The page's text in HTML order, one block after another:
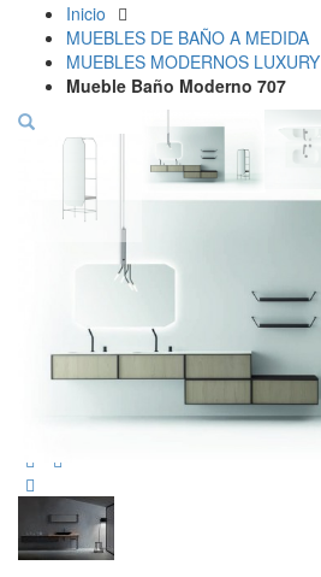
Inicio
MUEBLES DE BAÑO A MEDIDA
MUEBLES MODERNOS LUXURY
Mueble Baño Moderno 707